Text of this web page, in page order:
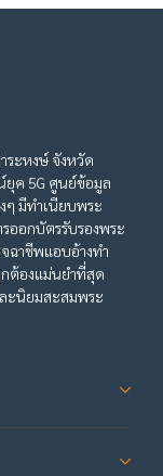
ระหงษ์ จังหวัด
ยุค 5G ศูนย์ข้อมูล
ๆ มีทำเนียบพระ
ออกบัตรรับรองพระ
ฉาชีพแอบอ้างทำ
ต้องแม่นยำที่สุด
ะนิยมสะสมพระ